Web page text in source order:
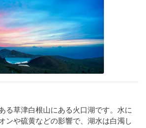
る草津白根山にある火口湖です。水に
ンや硫黄などの影響で、湖水は白濁し